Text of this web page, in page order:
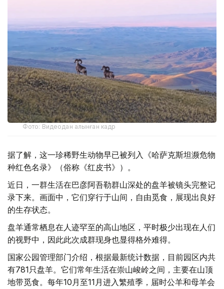
Фото: Видеодан алынған кадр
据了解，这一珍稀野生动物早已被列入《哈萨克斯坦濒危物
种红色名录》（俗称《红皮书》）。
近日，一群生活在巴彦阿吾勒群山深处的盘羊被镜头完整记
录下来。画面中，它们穿行于山间，自由觅食，展现出良好
的生存状态。
盘羊通常栖息在人迹罕至的高山地区，平时极少出现在人们
的视野中，因此此次成群现身也显得格外难得。
国家公园管理部门介绍，根据最新统计数据，目前园区内共
有781只盘羊。它们常年生活在崇山峻岭之间，主要在山顶
地带觅食。每年10月至11月进入繁殖季，届时公羊和母羊会